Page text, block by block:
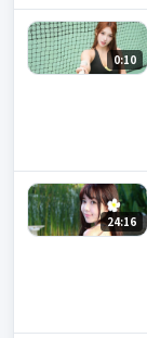
0:10
24:16